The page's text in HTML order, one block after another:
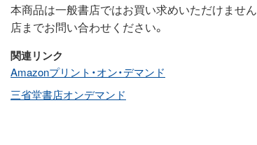
本商品は一般書店ではお買い求めいただけませ
店までお問い合わせください。
関連リンク
Amazonプリント・オン・デマンド
三省堂書店オンデマンド